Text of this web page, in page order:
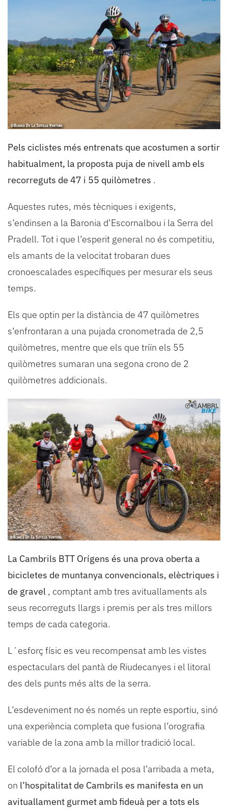
Pels ciclistes més entrenats que acostumen a sortir
habitualment, la proposta puja de nivell amb els
recorreguts de 47 i 55 quilòmetres .
Aquestes rutes, més tècniques i exigents,
s’endinsen a la Baronia d’Escornalbou i la Serra del
Pradell. Tot i que l’esperit general no és competitiu,
els amants de la velocitat trobaran dues
cronoescalades específiques per mesurar els seus
temps.
Els que optin per la distància de 47 quilòmetres
s’enfrontaran a una pujada cronometrada de 2,5
quilòmetres, mentre que els que triïn els 55
quilòmetres sumaran una segona crono de 2
quilòmetres addicionals.
La Cambrils BTT Orígens és una prova oberta a
bicicletes de muntanya convencionals, elèctriques i
de gravel , comptant amb tres avituallaments als
seus recorreguts llargs i premis per als tres millors
temps de cada categoria.
L´esforç físic es veu recompensat amb les vistes
espectaculars del pantà de Riudecanyes i el litoral
des dels punts més alts de la serra.
L’esdeveniment no és només un repte esportiu, sinó
una experiència completa que fusiona l’orografia
variable de la zona amb la millor tradició local.
El colofó ​​d’or a la jornada el posa l’arribada a meta,
on l’hospitalitat de Cambrils es manifesta en un
avituallament gurmet amb fideuà per a tots els